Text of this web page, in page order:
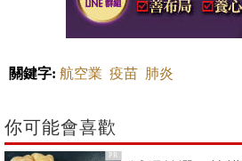
關鍵字: 航空業 疫苗 肺炎
你可能會喜歡
PR